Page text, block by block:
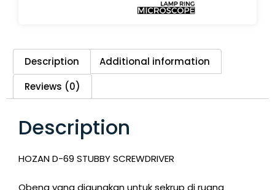
Description
Additional information
Reviews (0)
Description
HOZAN D-69 STUBBY SCREWDRIVER
Obeng yang digunakan untuk sekrup di ruang